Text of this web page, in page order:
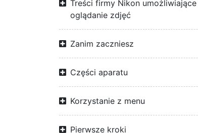
Treści firmy Nikon umożliwiające
oglądanie zdjęć
Zanim zaczniesz
Części aparatu
Korzystanie z menu
Pierwsze kroki